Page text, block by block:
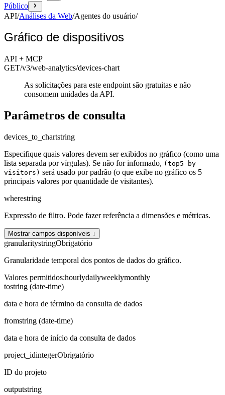
Público
API/Análises da Web/Agentes do usuário/
Gráfico de dispositivos
API + MCP
GET/v3/web-analytics/devices-chart
As solicitações para este endpoint são gratuitas e não
consomem unidades da API.
Parâmetros de consulta
devices_to_chartstring
Especifique quais valores devem ser exibidos no gráfico (como uma
lista separada por vírgulas). Se não for informado, (top5-by-
visitors) será usado por padrão (o que exibe no gráfico os 5
principais valores por quantidade de visitantes).
wherestring
Expressão de filtro. Pode fazer referência a dimensões e métricas.
Mostrar campos disponíveis ↓
granularitystringObrigatório
Granularidade temporal dos pontos de dados do gráfico.
Valores permitidos:hourlydailyweeklymonthly
tostring (date-time)
data e hora de término da consulta de dados
fromstring (date-time)
data e hora de início da consulta de dados
project_idintegerObrigatório
ID do projeto
outputstring